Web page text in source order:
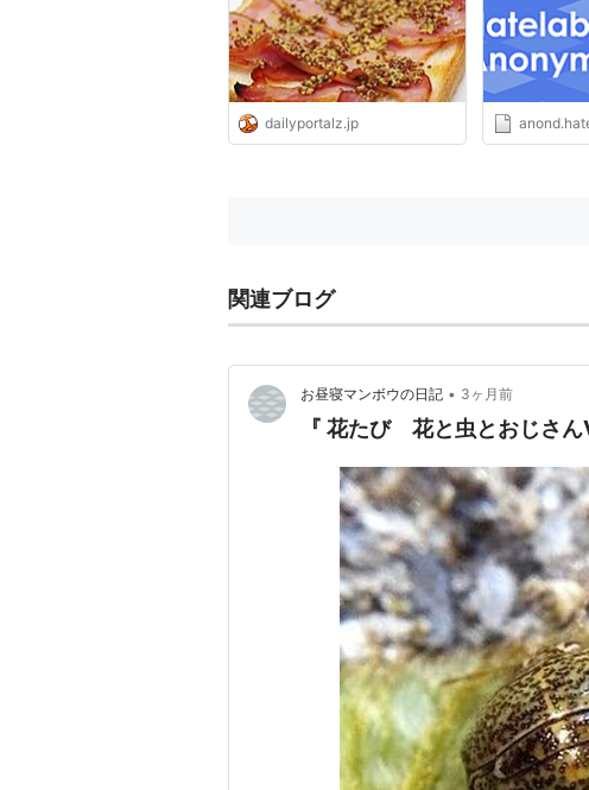
dailyportalz.jp
関連ブログ
お昼寝マンボウの日記 • 3ヶ月前
『 花たび 花と虫とおじさん